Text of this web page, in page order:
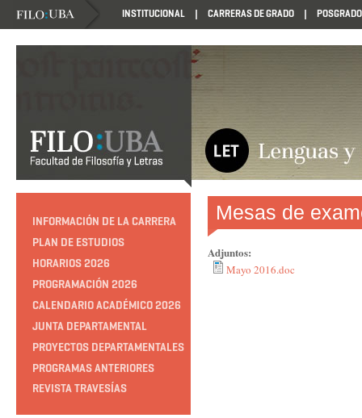
INSTITUCIONAL CARRERAS DE GRADO POSGRADO
INFORMACIÓN DE LA CARRERA
PLAN DE ESTUDIOS
HORARIOS 2026
PROGRAMACIÓN 2026
CALENDARIO ACADÉMICO 2026
JUNTA DEPARTAMENTAL
PROYECTOS DEPARTAMENTALES
PROGRAMAS ANTERIORES
REVISTA TRAVESÍAS
Mesas de
Adjuntos:
Mayo 2016.doc